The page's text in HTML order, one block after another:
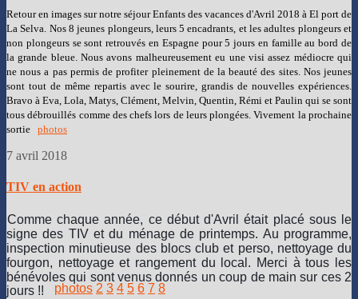
Retour en images sur notre séjour Enfants des vacances d'Avril 2018 à El port de
La Selva. Nos 8 jeunes plongeurs, leurs 5 encadrants, et les adultes plongeurs et
non plongeurs se sont retrouvés en Espagne pour 5 jours en famille au bord de
la grande bleue. Nous avons malheureusement eu une visi assez médiocre qui
ne nous a pas permis de profiter pleinement de la beauté des sites. Nos jeunes
sont tout de même repartis avec le sourire, grandis de nouvelles expériences.
Bravo à Eva, Lola, Matys, Clément, Melvin, Quentin, Rémi et Paulin qui se sont
tous débrouillés comme des chefs lors de leurs plongées. Vivement la prochaine
sortie photos
7 avril 2018
TIV en action
Comme chaque année, ce début d'Avril était placé sous le
signe des TIV et du ménage de printemps. Au programme,
inspection minutieuse des blocs club et perso, nettoyage du
fourgon, nettoyage et rangement du local. Merci à tous les
bénévoles qui sont venus donnés un coup de main sur ces 2
jours !!
photos 2 3 4 5 6 7 8